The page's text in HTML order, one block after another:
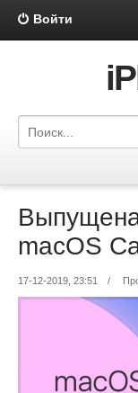
Войти
macOS
17-12-2019, 23:51 /